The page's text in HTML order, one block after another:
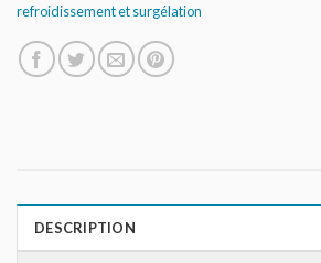
refroidissement et surgélation
DESCRIPTION